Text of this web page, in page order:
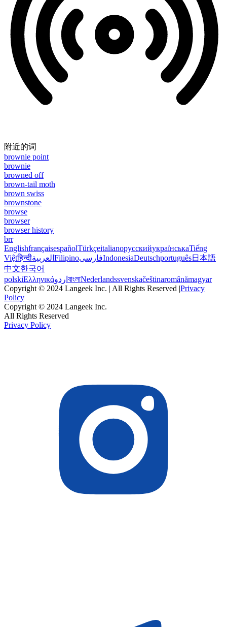
附近的词
brownie point
brownie
browned off
brown-tail moth
brown swiss
brownstone
browse
browser
browser history
brr
EnglishfrançaisespañolTürkçeitalianoрусскийукраїнськаTiếng
Việtहिन्दीالعربية FilipinoفارسیIndonesiaDeutschportuguês日本語
中文한국어
polskiΕλληνικάاردو বাংলাNederlandssvenskačeštinaromânămagyar
Copyright © 2024 Langeek Inc. | All Rights Reserved |Privacy
Policy
Copyright © 2024 Langeek Inc.
All Rights Reserved
Privacy Policy